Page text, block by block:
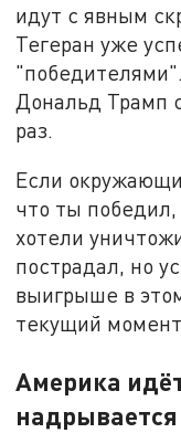
идут с явным
Тегеран уже
Дональд Трамп
раз.
Если
что ты
хотели
пострадал, но
выигрыше в
текущий
Америка
надрывается